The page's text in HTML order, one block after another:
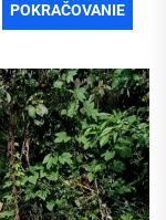
POKRAČOVANIE